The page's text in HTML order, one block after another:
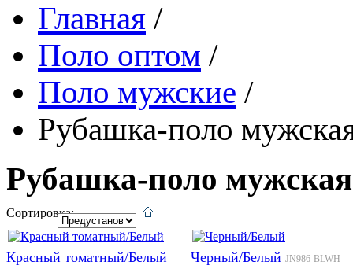
Главная /
Поло оптом /
Поло мужские /
Рубашка-поло
Рубашка-поло
Сортировка:
Красный томатный/Белый Черный/Белый JN986-BLWH